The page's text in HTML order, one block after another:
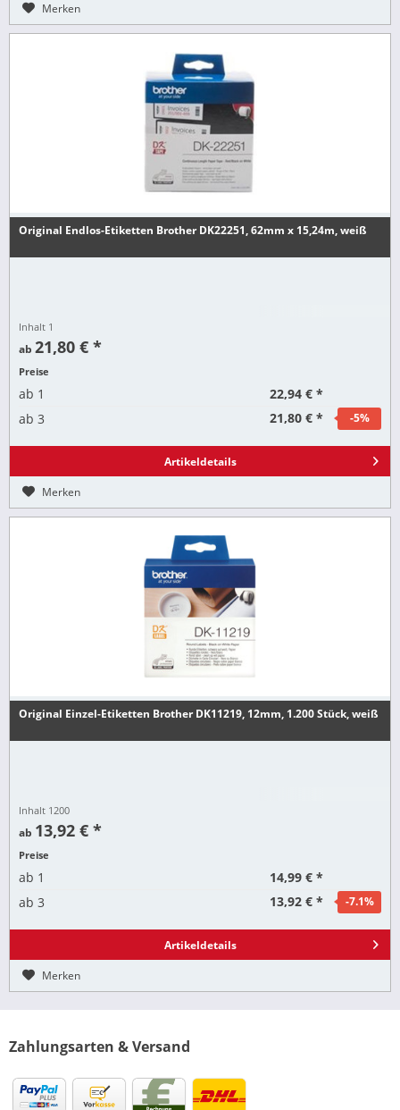
Merken
Original Endlos-Etiketten Brother DK22251, 62mm x 15,24m, weiß
Inhalt 1
ab21,80 € *
Preise
ab 1
22,94 € *
ab 3 21,80 € * -5%
Artikeldetails
Merken
Original Einzel-Etiketten Brother DK11219, 12mm, 1.200 Stück, weiß
Inhalt 1200
ab 13,92 € *
Preise
ab 1
14,99 € *
ab 3 13,92 € * -7.1%
Artikeldetails
Merken
Zahlungsarten & Versand